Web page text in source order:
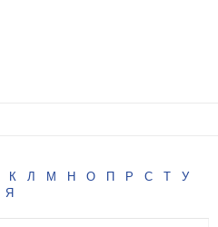
К Л М Н О П Р С Т
У
Я